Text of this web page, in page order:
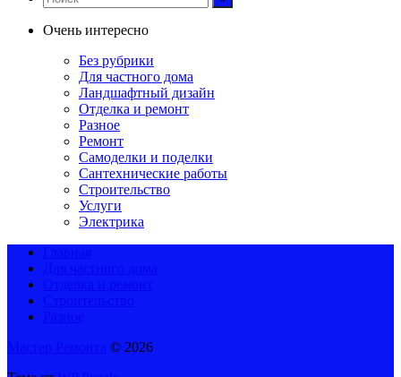
Очень интересно
Без рубрики
Для частного дома
Ландшафтный дизайн
Отделка и ремонт
Разное
Ремонт
Самоделки и поделки
Сантехнические работы
Строительство
Услуги
Электрика
© 2026